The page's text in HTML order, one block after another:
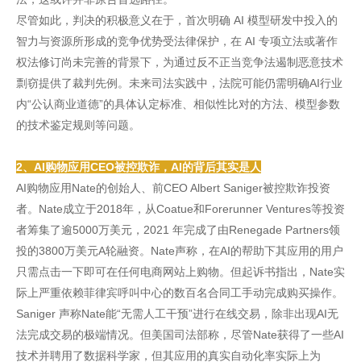
尽管如此，判决的积极意义在于，首次明确 AI 模型研发中投入的
智力与资源所形成的竞争优势受法律保护，在 AI 专项立法或著作
权法修订尚未完善的背景下，为通过反不正当竞争法遏制恶意技术
剽窃提供了裁判先例。未来司法实践中，法院可能仍需明确AI行业
内“公认商业道德”的具体认定标准、相似性比对的方法、模型参数
的技术鉴定规则等问题。
2、AI购物应用CEO被控欺诈，AI的背后其实是人
AI购物应用Nate的创始人、前CEO Albert Saniger被控欺诈投资
者。Nate成立于2018年，从Coatue和Forerunner Ventures等投资
者筹集了逾5000万美元，2021 年完成了由Renegade Partners领
投的3800万美元A轮融资。Nate声称，在AI的帮助下其应用的用户
只需点击一下即可在任何电商网站上购物。但起诉书指出，Nate实
际上严重依赖菲律宾呼叫中心的数百名合同工手动完成购买操作。
Saniger 声称Nate能“无需人工干预”进行在线交易，除非出现AI无
法完成交易的极端情况。但美国司法部称，尽管Nate获得了一些AI
技术并聘用了数据科学家，但其应用的真实自动化率实际上为